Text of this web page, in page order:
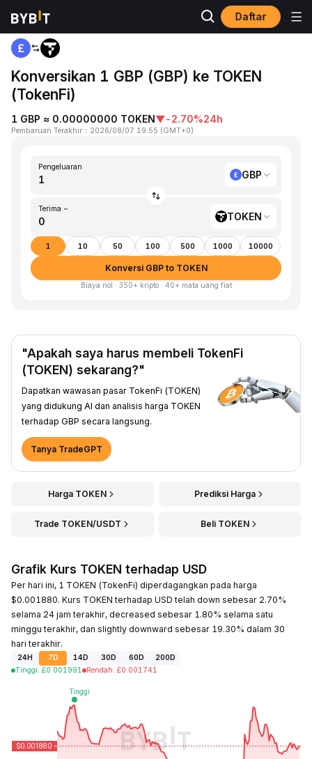
Daftar
Beranda
Konversikan 1 GBP (GBP) ke TOKEN
(TokenFi)
1 GBP ≈ 0.00000000 TOKEN▼-2.70%24h
Pembaruan Terakhir ： 2026/08/07 19:55 (GMT+0)
Pengeluaran
GBP
Terima ~
TOKEN
1 10 50 100 500 1000 10000
Konversi GBP to TOKEN
Biaya nol · 350+ kripto · 40+ mata uang fiat
"Apakah saya harus membeli TokenFi
(TOKEN) sekarang?"
Dapatkan wawasan pasar TokenFi (TOKEN)
yang didukung AI dan analisis harga TOKEN
terhadap GBP secara langsung.
Tanya TradeGPT
Harga TOKEN Prediksi Harga
Trade TOKEN/USDT Beli TOKEN
Grafik Kurs TOKEN terhadap USD
Per hari ini, 1 TOKEN (TokenFi) diperdagangkan pada harga
$0.001880. Kurs TOKEN terhadap USD telah down sebesar 2.70%
selama 24 jam terakhir, decreased sebesar 1.80% selama satu
minggu terakhir, dan slightly downward sebesar 19.30% dalam 30
hari terakhir.
24H 7D 14D 30D 60D
200D
Tinggi: £0.001991 Rendah: £0.001741